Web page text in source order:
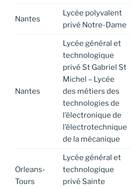
Nantes
Lycée polyvalent
privé Notre-Dame
Nantes
Lycée général et
technologique
privé St Gabriel St
Michel – Lycée
des métiers des
technologies de
l’électronique de
l’électrotechnique
de la mécanique
Orleans-
Tours
Lycée général et
technologique
privé Sainte